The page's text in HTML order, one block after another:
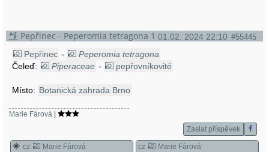
01.02. 2024 22:10 #55445
Pepřinec - Peperomia tetragona 1
Pepřinec -
Peperomia tetragona
Čeleď:
Piperaceae - pepřovníkovité
Místo: Botanická zahrada Brno
Marie Fárová
Zaslat příspěvek
cz
Marie Fárová
cz
Marie Fárová